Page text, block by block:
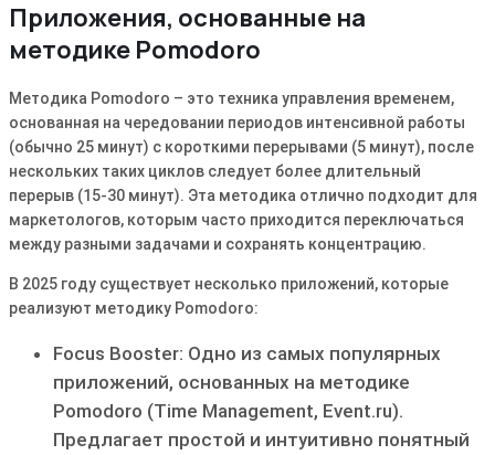
Приложения, основанные на
методике Pomodoro
Методика Pomodoro – это техника управления временем,
основанная на чередовании периодов интенсивной работы
(обычно 25 минут) с короткими перерывами (5 минут), после
нескольких таких циклов следует более длительный
перерыв (15-30 минут). Эта методика отлично подходит для
маркетологов, которым часто приходится переключаться
между разными задачами и сохранять концентрацию.
В 2025 году существует несколько приложений, которые
реализуют методику Pomodoro:
Focus Booster: Одно из самых популярных
приложений, основанных на методике
Pomodoro (Time Management, Event.ru).
Предлагает простой и интуитивно понятный